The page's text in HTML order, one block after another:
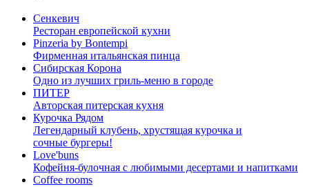
Сенкевич
Ресторан европейской кухни
Pinzeria by Bontempi
Фирменная итальянская пинца
Сибирская Корона
Одно из лучших гриль-меню в городе
ПИТЕР
Авторская питерская кухня
Курочка Рядом
Легендарный клубень, хрустящая курочка и
сочные бургеры!
Love'buns
Кофейня-булочная с любимыми десертами и напитками
Coffee rooms